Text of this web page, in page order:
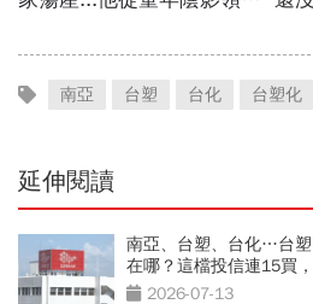
南亞 台塑 台化 台塑化
延伸閱讀
南亞、台塑、台化…台
在哪？這檔投信連15買
2026-07-13